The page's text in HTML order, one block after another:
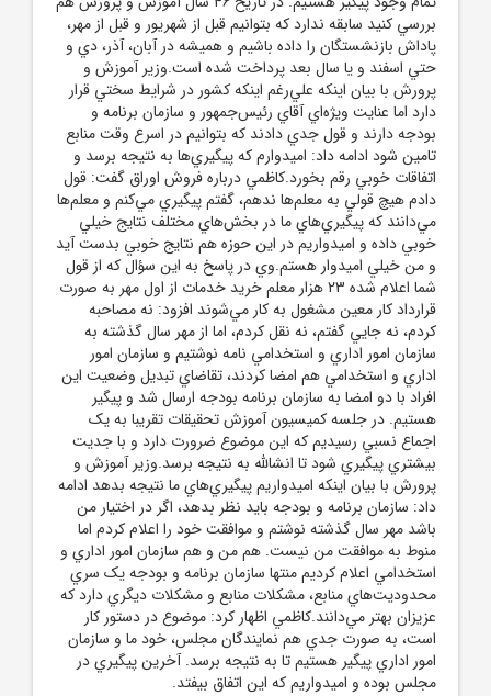
بررسي کنيد سابقه ندارد که بتوانيم قبل از شهريور و قبل از مهر،
پاداش بازنشستگان را داده باشيم و هميشه در آبان، آذر، دي و
حتي اسفند و يا سال بعد پرداخت شده است.وزير آموزش و
پرورش با بيان اينکه علي‌رغم اينکه کشور در شرايط سختي قرار
دارد اما عنايت ويژه‌اي آقاي رئيس‌جمهور و سازمان برنامه و
بودجه دارند و قول جدي دادند که بتوانيم در اسرع وقت منابع
تامين شود ادامه داد: اميدوارم که پيگيري‌ها به نتيجه برسد و
اتفاقات خوبي رقم بخورد.کاظمي درباره فروش اوراق گفت: قول
دادم هيچ قولي به معلم‌ها ندهم، گفتم پيگيري مي‌کنم و معلم‌ها
مي‌دانند که پيگيري‌هاي ما در بخش‌هاي مختلف نتايج خيلي
خوبي داده و اميدواريم در اين حوزه هم نتايج خوبي بدست آيد
و من خيلي اميدوار هستم.وي در پاسخ به اين سؤال که از قول
شما اعلام شده 23 هزار معلم خريد خدمات از اول مهر به صورت
قرارداد کار معين مشغول به کار مي‌شوند افزود: نه مصاحبه
کردم، نه جايي گفتم، نه نقل کردم، اما از مهر سال گذشته به
سازمان امور اداري و استخدامي نامه نوشتيم و سازمان امور
اداري و استخدامي هم امضا کردند، تقاضاي تبديل وضعيت اين
افراد با دو امضا به سازمان برنامه بودجه ارسال شد و پيگير
هستيم. در جلسه کميسيون آموزش تحقيقات تقريبا به يک
اجماع نسبي رسيديم که اين موضوع ضرورت دارد و با جديت
بيشتري پيگيري شود تا انشالله به نتيجه برسد.وزير آموزش و
پرورش با بيان اينکه اميدواريم پيگيري‌هاي ما نتيجه بدهد ادامه
داد: سازمان برنامه و بودجه بايد نظر بدهد، اگر در اختيار من
باشد مهر سال گذشته نوشتم و موافقت خود را اعلام کردم اما
منوط به موافقت من نيست. هم من و هم سازمان امور اداري و
استخدامي اعلام کرديم منتها سازمان برنامه و بودجه يک سري
محدوديت‌هاي منابع، مشکلات منابع و مشکلات ديگري دارد که
عزيزان بهتر مي‌دانند.کاظمي اظهار کرد: موضوع در دستور کار
است، به صورت جدي هم نمايندگان مجلس، خود ما و سازمان
امور اداري پيگير هستيم تا به نتيجه برسد. آخرين پيگيري در
مجلس بوده و اميدواريم که اين اتفاق بيفتد.